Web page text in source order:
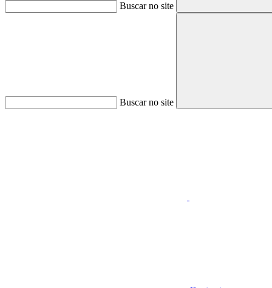
Buscar no site
Buscar no site